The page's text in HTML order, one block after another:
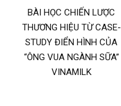
BÀI HỌC CHIẾN LƯỢC
THƯƠNG HIỆU TỪ CASE-
STUDY ĐIỂN HÌNH CỦA
“ÔNG VUA NGÀNH SỮA”
VINAMILK